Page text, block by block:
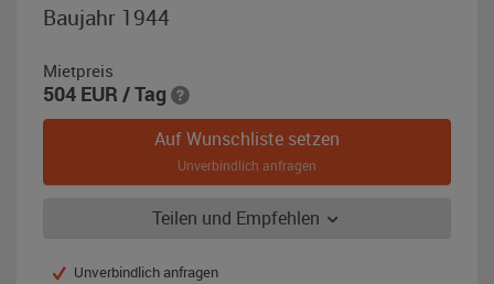
grün
/
grau
(Tarnfarben)
Baujahr 1944
Mietpreis
504 EUR / Tag
Auf Wunschliste setzen
Unverbindlich anfragen
Teilen und Empfehlen
Unverbindlich anfragen